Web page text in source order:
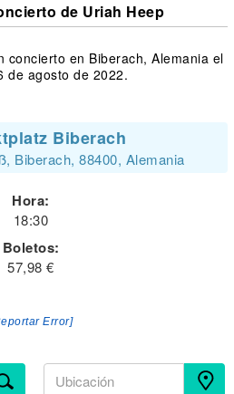
de Uriah Heep
concierto en Biberach, Alemania el
de agosto de 2022.
Biberach
Biberach, 88400, Alemania
Hora:
18:30
Boletos:
57,98 €
Error]